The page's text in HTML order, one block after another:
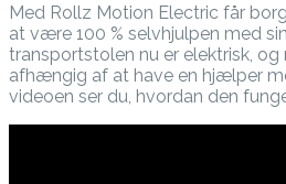
Med Rollz Motion Electric får
at være 100 % selvhjulpen med
transportstolen nu er elektrisk, og
afhængig af at have en hjælper
videoen ser du, hvordan den